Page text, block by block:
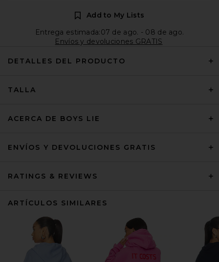
Add to My Lists
Entrega estimada:07 de ago. - 08 de ago.
Envíos y devoluciones GRATIS
DETALLES DEL PRODUCTO
TALLA
ACERCA DE BOYS LIE
ENVÍOS Y DEVOLUCIONES GRATIS
RATINGS & REVIEWS
ARTÍCULOS SIMILARES